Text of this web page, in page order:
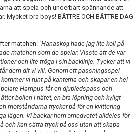
att spela och underbart spännande att
Mycket bra boys! BÄTTRE OCH BÄTTRE DAG
matchen: "Hanaskog hade jag lite koll på
matchen som de spelar. Visste att de var
och lite tröga i sin backlinje. Tycker att vi
dem dit vi vill. Genom ett passningsspel
vi runt på kanterna och skapar en hel
Hampus får en djupledspass och
bollen i nätet, en bra löpning och kyligt
motståndarna trycker på för en kvittering
lägen. Vi backar hem omedvetet alldeles för
och kan sätta tryck på oss utan att skapa